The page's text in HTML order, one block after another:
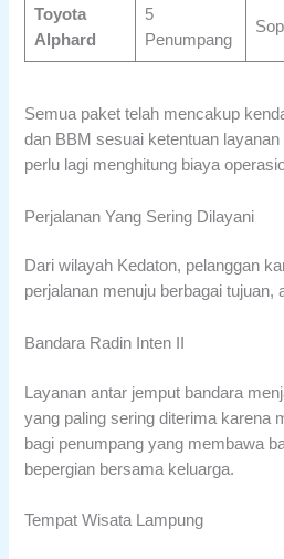
Toyota
Alphard
5
Penumpang
Semua paket telah mencakup
dan BBM sesuai ketentuan
perlu lagi menghitung biaya
Perjalanan Yang Sering Dilayani
Dari wilayah Kedaton, pelanggan
perjalanan menuju berbagai tujuan,
Bandara Radin Inten II
Layanan antar jemput bandara
yang paling sering diterima karena
bagi penumpang yang membawa
bepergian bersama keluarga.
Tempat Wisata Lampung